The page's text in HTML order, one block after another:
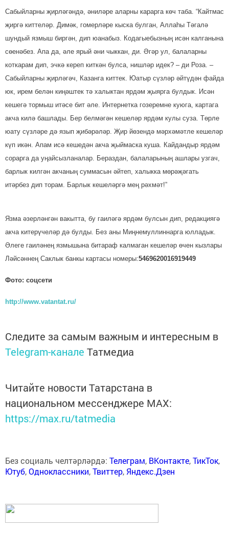
Сабыйларны җирләгәндә, әни­ләре аларны карарга көч таба. “Кайтмас
җиргә киттеләр. Димәк, гомерләре кыска булган, Аллаһы Тәгалә
шундый язмыш биргән, дип юанабыз. Кодагыебызның исән калганына
сөенәбез. Апа да, әле ярый әни чыккан, ди. Әгәр ул, балаларны
коткарам дип, эчкә кереп киткән булса, нишләр идек? – ди Роза. –
Сабыйларны җирләгәч, Казанга киттек. Юатыр сүзләр әйтүдән файда
юк, ирем белән киңәштек тә халыктан ярдәм җыярга булдык. Исән
кешегә тормыш итәсе бит әле. Интернетка гозеремне куюга, картага
акча килә башлады. Бер белмәгән кешеләр ярдәм кулы суза. Төрле
юату сүзләре дә язып җи­бәрәләр. Җир йөзендә мәрхәмәтле кешеләр
күп икән. Апам исә ке­шедән акча җыймаска куша. Кайдандыр ярдәм
сорарга да уңай­сызланалар. Бераздан, балалары­ның ашлары узгач,
барлык килгән акчаның суммасын әйтеп, халыкка мөрәҗәгать
итәрбез дип торам. Барлык кешеләргә мең рәхмәт!”
Язма әзерләнгән вакытта, бу гаиләгә ярдәм булсын дип, ре­дак­ция­гә
акча китерүчеләр дә булды. Без аны Миңнемул­л­ин­нарга юлладык.
Әлеге гаилә­нең язмышына битараф калмаган кешеләр өчен кызлары
Ләй­сәннең Саклык банкы картасы номеры:5469620016919449
Фото: соцсети
http://www.vatantat.ru/
Следите за самым важным и интересным в
Telegram-канале Татмедиа
Читайте новости Татарстана в
национальном мессенджере MАХ:
https://max.ru/tatmedia
Без социаль челтәрләрдә: Телеграм, ВКонтакте,ТикТок,
Ютуб,Одноклассники,Твиттер, Яндекс.Дзен